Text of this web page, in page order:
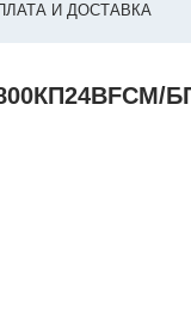
И ДОСТАВКА